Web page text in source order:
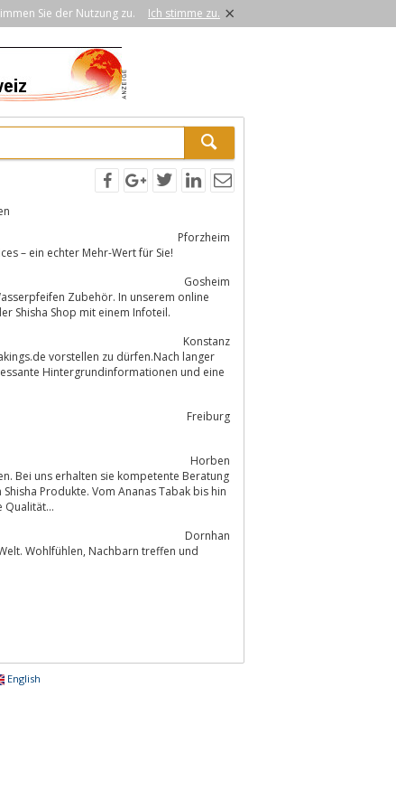
Sie der Nutzung zu. Ich stimme zu. ×
Pforzheim
viele Produkte, Angebote und Services – ein echter Mehr-Wert für Sie!
Gosheim
Shisha Shop mit einem Infoteil.
Konstanz
vorstellen zu dürfen.Nach langer
Freiburg
Horben
Bei uns erhalten sie kompetente Beratung
Produkte. Vom Ananas Tabak bis hin
Qualität...
Dornhan
treffen und
English